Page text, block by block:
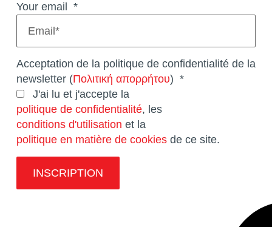
Your email *
Acceptation de la politique de confidentialité de la
newsletter (Πολιτική απορρήτου) *
J'ai lu et j'accepte la
politique de confidentialité, les
conditions d'utilisation et la
politique en matière de cookies de ce site.